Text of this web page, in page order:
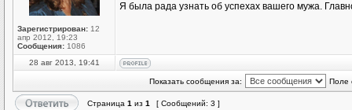
Зарегистрирован: 12
апр 2012, 19:23
Сообщения: 1086
Я была рада узнать об успехах вашего мужа.
28 авг 2013, 19:41
Показать сообщения за: Поле
Страница 1 из 1 [ Сообщений: 3 ]